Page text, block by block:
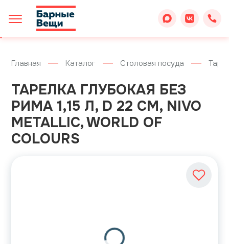
Главная Каталог Столовая посуда
ТАРЕЛКА ГЛУБОКАЯ БЕЗ
РИМА 1,15 Л, D 22 СМ, NIVO
METALLIC, WORLD OF
COLOURS